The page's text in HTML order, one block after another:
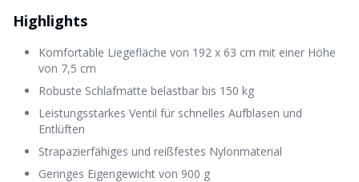
Highlights
Komfortable Liegefläche von 192 x 63 cm mit einer Höhe
von 7,5 cm
Robuste Schlafmatte belastbar bis 150 kg
Leistungsstarkes Ventil für schnelles Aufblasen und
Entlüften
Strapazierfähiges und reißfestes Nylonmaterial
Geringes Eigengewicht von 900 g